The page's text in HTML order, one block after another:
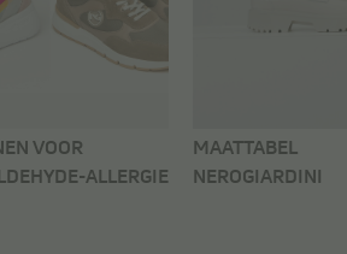
VOOR
ALLERGIE
MAATTABEL
NEROGIARDINI